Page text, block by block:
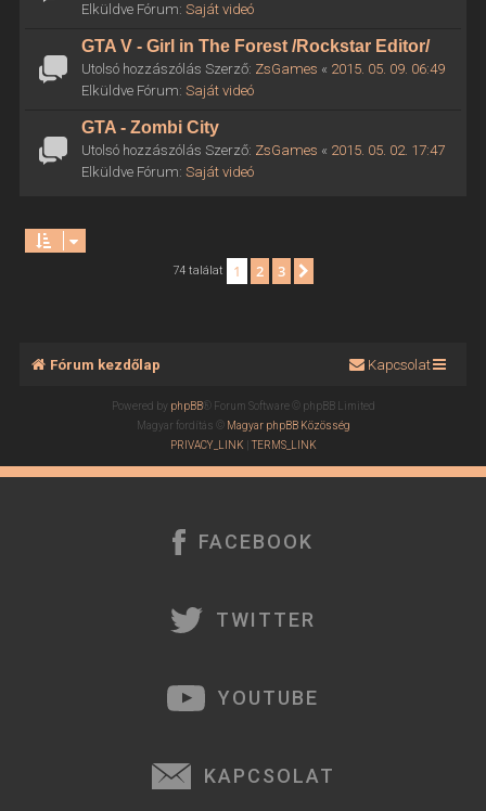
Elküldve Fórum: Saját videó
GTA V - Girl in The Forest /Rockstar Editor/
Utolsó hozzászólás Szerző: ZsGames « 2015. 05. 09. 06:49
Elküldve Fórum: Saját videó
GTA - Zombi City
Utolsó hozzászólás Szerző: ZsGames « 2015. 05. 02. 17:47
Elküldve Fórum: Saját videó
74 találat 1 2 3
Fórum kezdőlap Kapcsolat
Powered by phpBB® Forum Software © phpBB Limited
Magyar fordítás ©
Magyar phpBB Közösség
PRIVACY_LINK| TERMS_LINK
FACEBOOK
TWITTER
YOUTUBE
KAPCSOLAT